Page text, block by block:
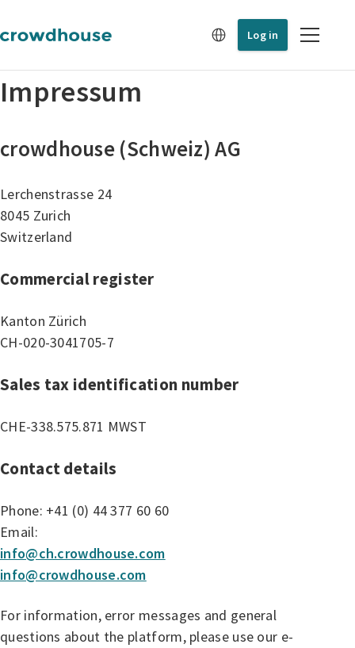
Log in
Impressum
crowdhouse (Schweiz) AG
Lerchenstrasse 24
8045 Zurich
Switzerland
Commercial register
Kanton Zürich
CH-020-3041705-7
Sales tax identification number
CHE-338.575.871 MWST
Contact details
Phone: +41 (0) 44 377 60 60
Email:
info@ch.crowdhouse.com
info@crowdhouse.com
For information, error messages and general
questions about the platform, please use our e-